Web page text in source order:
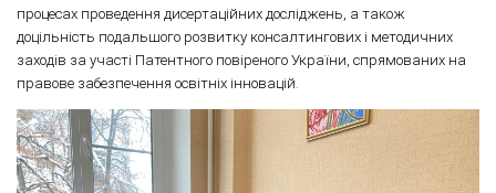
процесах проведення дисертаційних досліджень, а також
доцільність подальшого розвитку консалтингових і методичних
заходів за участі Патентного повіреного України, спрямованих на
правове забезпечення освітніх інновацій.